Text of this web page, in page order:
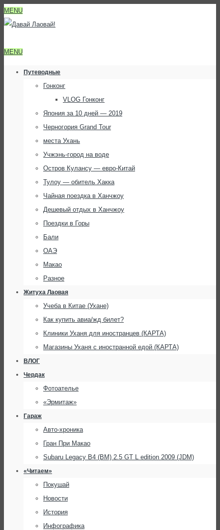
MENU
MENU
Путеводные
Гонконг
VLOG Гонконг
Япония за 10 дней — 2019
Черногория Grand Tour
места Ухань
Учжэнь-город на воде
Остров Кулансу — евро-Китай
Тулоу — обитель Хакка
Чайная поездка в Ханчжоу
Дешевый отдых в Ханчжоу
Поездки в Горы
Бали
ОАЭ
Макао
Разное
Житуха Лаовая
Учеба в Китае (Ухане)
Как купить авиа/жд билет?
Клиники Уханя для иностранцев (КАРТА)
Магазины Уханя с иностранной едой (КАРТА)
ВЛОГ
Чердак
Фотоателье
«Эрмитаж»
Гараж
Авто-хроника
Гран При Макао
Subaru Legacy B4 (BM) 2.5 GT L edition 2009 (JDM)
«Читаем»
Покушай
Новости
История
Инфографика